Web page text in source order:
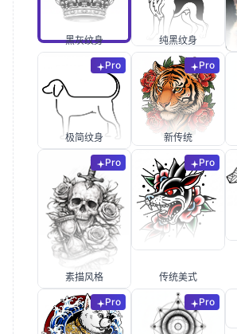
黑灰纹身 纯黑纹身
Pro
极简纹身
Pro
新传统
Pro
素描风格
Pro
传统美式
Pro Pro